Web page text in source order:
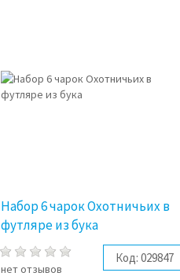
Набор 6 чарок Охотничьих в
футляре из бука
нет отзывов
Код: 029847